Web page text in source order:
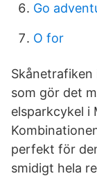
Go
O for
Skånetrafiken
som gör det
elsparkcykel i
perfekt för
smidigt hela